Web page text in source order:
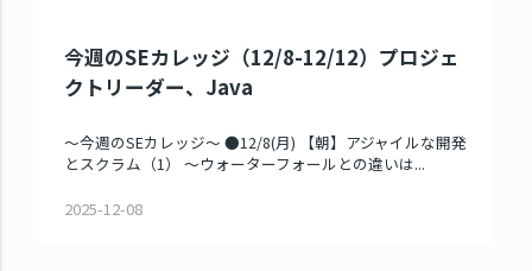
今週のSEカレッジ（12/8-12/12）プロジェ
クトリーダー、Java
～今週のSEカレッジ～ ●12/8(月) 【朝】アジャイルな開発
とスクラム（1） ～ウォーターフォールとの違いは...
2025-12-08